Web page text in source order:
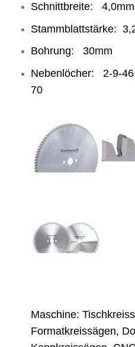
Schnittbreite: 4,0mm
Stammblattstärke:
Bohrung: 30mm
Nebenlöcher: 2-9-
70
Maschine:
Formatkreissägen,